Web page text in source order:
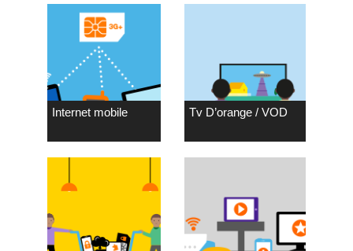
Internet mobile Tv D’orange / VOD